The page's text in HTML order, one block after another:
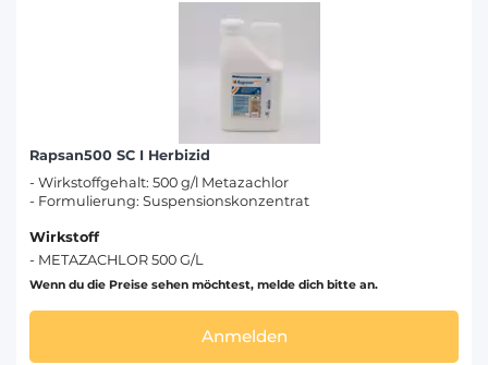
Rapsan500 SC I Herbizid
- Wirkstoffgehalt: 500 g/l Metazachlor
- Formulierung: Suspensionskonzentrat
Wirkstoff
- METAZACHLOR 500 G/L
Wenn du die Preise sehen möchtest, melde dich bitte an.
Anmelden